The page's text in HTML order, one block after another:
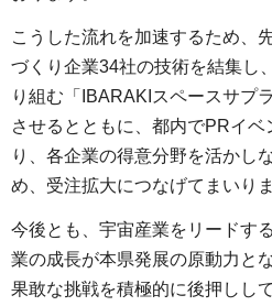
こうした流れを加速するため、
づくり企業34社の技術を結集し
り組む「IBARAKIスペースサプ
させるとともに、都内でPRイ
り、各企業の得意分野を活かし
め、受注拡大につなげてまいりま
今後とも、宇宙産業をリードす
業の成長が本県発展の原動力と
果敢な挑戦を積極的に後押しし